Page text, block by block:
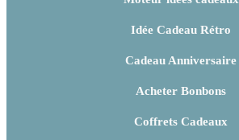
Idée Cadeau Rétro
Cadeau Anniversaire
Acheter Bonbons
Coffrets Cadeaux